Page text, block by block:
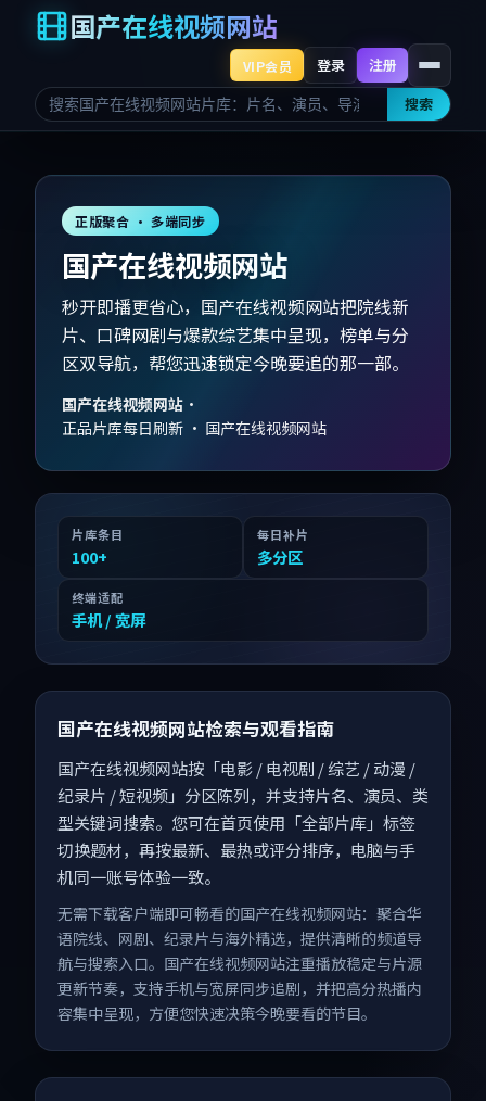
国产在线视频网站
搜索
VIP会员 登录 注册
正版聚合 · 多端同步
国产在线视频网站
秒开即播更省心，国产在线视频网站把院线新
片、口碑网剧与爆款综艺集中呈现，榜单与分
区双导航，帮您迅速锁定今晚要追的那一部。
国产在线视频网站 ·
正品片库每日刷新 · 国产在线视频网站
片库条目
100+
每日补片
多分区
终端适配
手机 / 宽屏
国产在线视频网站检索与观看指南
国产在线视频网站按「电影 / 电视剧 / 综艺 / 动漫 /
纪录片 / 短视频」分区陈列，并支持片名、演员、类
型关键词搜索。您可在首页使用「全部片库」标签
切换题材，再按最新、最热或评分排序，电脑与手
机同一账号体验一致。
无需下载客户端即可畅看的国产在线视频网站：聚合华
语院线、网剧、纪录片与海外精选，提供清晰的频道导
航与搜索入口。国产在线视频网站注重播放稳定与片源
更新节奏，支持手机与宽屏同步追剧，并把高分热播内
容集中呈现，方便您快速决策今晚要看的节目。